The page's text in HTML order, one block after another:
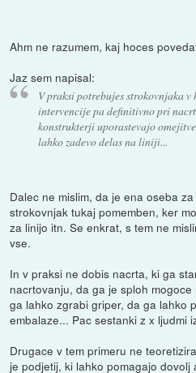
Ahm ne razumem, kaj hoces
Jaz sem napisal:
V praksi potrebujes strokovnjaka v
intervencije pa definitivno pri
konstrukterji uporastevajo
lahko zadevo delas na liniji...
Dalec ne mislim, da je ena oseba
strokovnjak tukaj pomemben, ker
za linijo itn. Se enkrat, s tem ne
vse.
In v praksi ne dobis nacrta, ki ga
nacrtovanju, da ga je sploh
ga lahko zgrabi griper, da ga lahko
embalaze... Pac sestanki z x ljudmi
Drugace v tem primeru ne
je podjetij, ki lahko pomagajo